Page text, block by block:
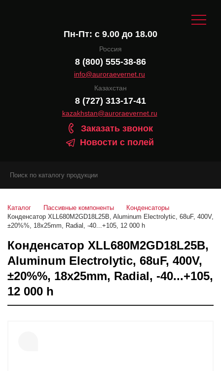
Пн-Пт: с 9.00 до 18.00
Россия
8 (800) 555-38-86
info@auroraevernet.ru
Казахстан
8 (727) 313-17-41
kazakhstan@auroraevernet.ru
Заказать звонок
Новости с полей
Каталог Пассивные компоненты
Конденсаторы
Конденсатор XLL680M2GD18L25B, Aluminum Electrolytic, 68uF, 400V,
±20%%, 18x25mm, Radial, -40...+105, 12 000 h
Конденсатор XLL680M2GD18L25B,
Aluminum Electrolytic, 68uF, 400V,
±20%%, 18x25mm, Radial, -40...+105,
12 000 h